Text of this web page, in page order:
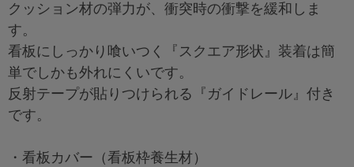
クッション材の弾力が、衝突時の衝撃を緩和しま
す。
看板にしっかり喰いつく『スクエア形状』装着は簡
単でしかも外れにくいです。
反射テープが貼りつけられる『ガイドレール』付き
です。
・看板カバー（看板枠養生材）